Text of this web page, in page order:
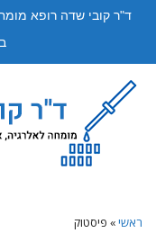
ראשי» פיסטוק
ד"ר קובי שדה רופא